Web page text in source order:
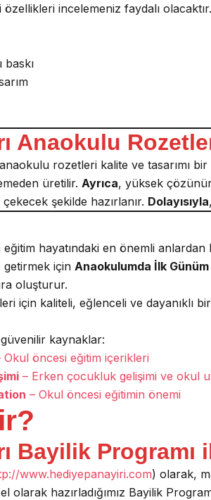
özellikleri incelemeniz faydalı olacaktır.
Anaokulu
rozetleri kalite ve tasarımı
üretilir. Ayrıca, yüksek
şekilde hazırlanır. Dolayısıyla
hayatındaki en önemli anlardan
için Anaokulumda İlk
oluşturur.
için kaliteli, eğlenceli ve dayanıklı bir
kaynaklar:
Okul öncesi eğitim içerikleri
– Erken çocukluk gelişimi ve okul
– Okul öncesi eğitimin önemi
Bayilik Programı
www.hediyepanayiri.com) olarak,
olarak hazırladığımız Bayilik